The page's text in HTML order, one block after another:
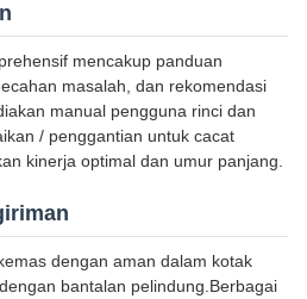
mencakup panduan
masalah, dan rekomendasi
manual pengguna rinci dan
/ penggantian untuk cacat
kinerja optimal dan umur panjang.
dengan aman dalam kotak
bantalan pelindung.Berbagai